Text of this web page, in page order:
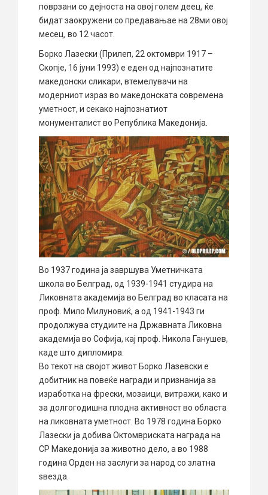
поврзани со дејноста на овој голем деец, ќе
бидат заокружени со предавањае на 28ми овој
месец, во 12 часот.
Борко Лазески (Прилеп, 22 октомври 1917 –
Скопје, 16 јуни 1993) е еден од најпознатите
македонски сликари, втемелувачи на
модерниот израз во македонската современа
уметност, и секако најпознатиот
монументалист во Република Македонија.
Во 1937 година ја завршува Уметничката
школа во Белград, од 1939-1941 студира на
Ликовната академија во Белград во класата на
проф. Мило Милуновиќ, а од 1941-1943 ги
продолжува студиите на Државната Ликовна
академија во Софија, кај проф. Никола Ганушев,
каде што дипломира.
Во текот на својот живот Борко Лазевски е
добитник на повеќе награди и признанија за
изработка на фрески, мозаици, витражи, како и
за долгогодишна плодна активност во областа
на ликовната уметност. Во 1978 година Борко
Лазески ја добива Октомвриската награда на
СР Македонија за животно дело, а во 1988
година Орден на заслуги за народ со златна
ѕвезда.